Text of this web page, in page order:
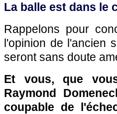
La balle est dans le
Rappelons pour
l'opinion de l'ancien
seront sans doute
Et vous, que
Raymond
coupable de